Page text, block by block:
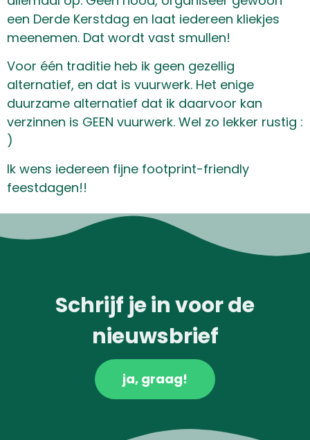
een Derde Kerstdag en laat iedereen kliekjes
meenemen. Dat wordt vast smullen!
Voor één traditie heb ik geen gezellig
alternatief, en dat is vuurwerk. Het enige
duurzame alternatief dat ik daarvoor kan
verzinnen is GEEN vuurwerk. Wel zo lekker rustig :
)
Ik wens iedereen fijne footprint-friendly
feestdagen!!
Schrijf je in voor de
nieuwsbrief
ja, graag!